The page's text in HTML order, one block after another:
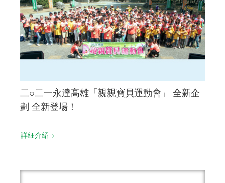
二○二一永達高雄「親親寶貝運動會」 全新企
劃 全新登場！
詳細介紹